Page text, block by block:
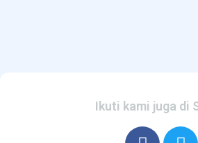
Ikuti kami juga di